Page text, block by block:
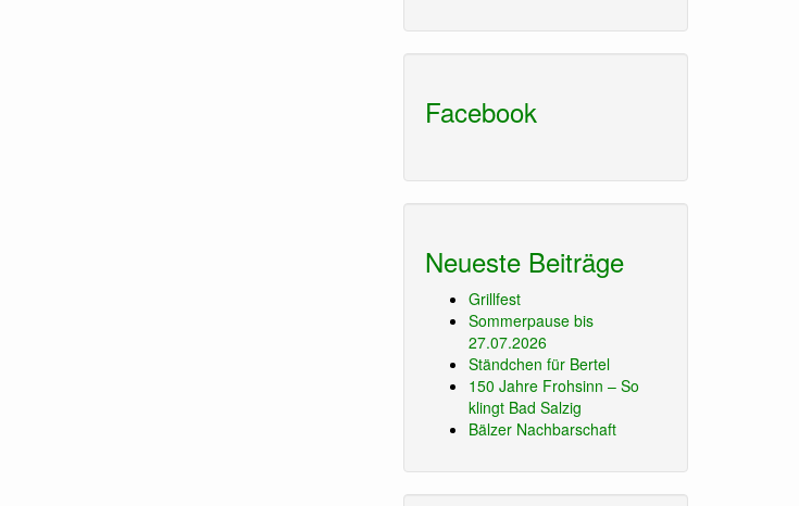
Facebook
Neueste Beiträge
Grillfest
Sommerpause bis
27.07.2026
Ständchen für Bertel
150 Jahre Frohsinn – So
klingt Bad Salzig
Bälzer Nachbarschaft